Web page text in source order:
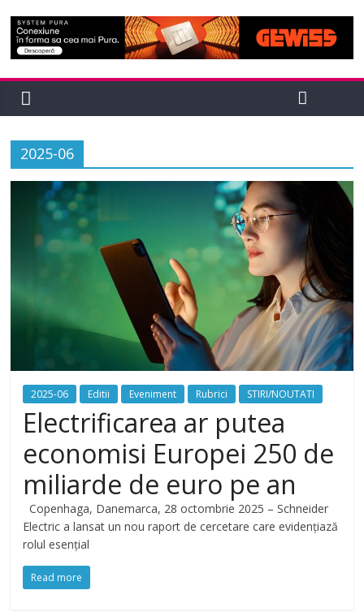
2025-06
2025-06 Editii Eveniment Rubrici STIRI/NOUTATI
Electrificarea ar putea
economisi Europei 250 de
miliarde de euro pe an
Copenhaga, Danemarca, 28 octombrie 2025 – Schneider
Electric a lansat un nou raport de cercetare care evidențiază
rolul esențial
Read more